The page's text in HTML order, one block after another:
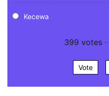
Kecewa
399 votes ·
Vote